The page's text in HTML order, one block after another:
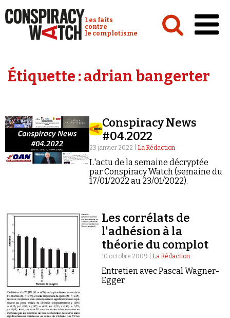
Conspiracy Watch :
Les faits
contre
le complotisme
Analyses
Vidéos
Émissions
Revues de presse
Newsletter
Faire un don
Étiquette :adrian bangerter
Conspiracy News
#04.2022
23 janvier 2022 | La Rédaction
L'actu de la semaine décryptée
par Conspiracy Watch (semaine du
17/01/2022 au 23/01/2022).
Les corrélats de
l'adhésion à la
théorie du complot
10 octobre 2009 | La Rédaction
Entretien avec Pascal Wagner-
Egger